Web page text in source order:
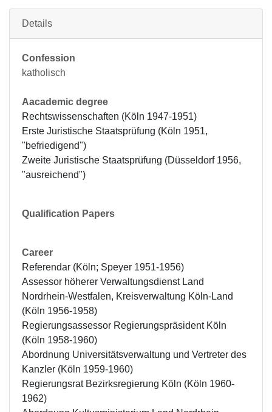
Details
Confession
katholisch
Aacademic degree
Rechtswissenschaften (Köln 1947-1951)
Erste Juristische Staatsprüfung (Köln 1951,
"befriedigend")
Zweite Juristische Staatsprüfung (Düsseldorf 1956,
"ausreichend")
Qualification Papers
Career
Referendar (Köln; Speyer 1951-1956)
Assessor höherer Verwaltungsdienst Land
Nordrhein-Westfalen, Kreisverwaltung Köln-Land
(Köln 1956-1958)
Regierungsassessor Regierungspräsident Köln
(Köln 1958-1960)
Abordnung Universitätsverwaltung und Vertreter des
Kanzler (Köln 1959-1960)
Regierungsrat Bezirksregierung Köln (Köln 1960-
1962)